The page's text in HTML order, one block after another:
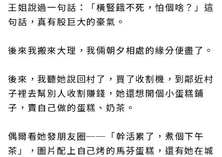
王姐說過一句話：「橫豎餓不死，怕個啥？」這
句話，真有股巨大的豪氣。
後來我搬來大理，我倆朝夕相處的緣分便盡了。
後來，我聽她說回村了，買了收割機，到鄰近村
子裡去幫別人收割賺錢，她還想開個小蛋糕鋪
子，賣自己做的蛋糕、奶茶。
偶爾看她發朋友圈──「幹活累了，煮個下午
茶」，圖片配上自己烤的馬芬蛋糕，還有她在城